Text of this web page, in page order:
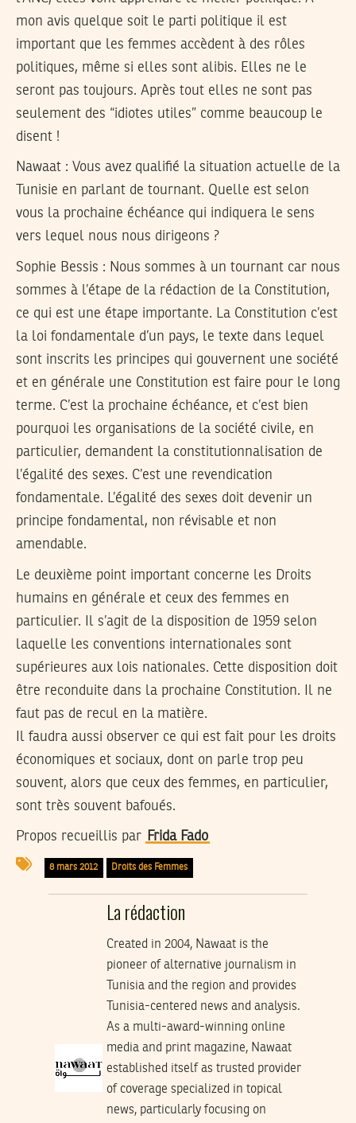
mon avis quelque soit le parti politique il est
important que les femmes accèdent à des rôles
politiques, même si elles sont alibis. Elles ne le
seront pas toujours. Après tout elles ne sont pas
seulement des “idiotes utiles” comme beaucoup le
disent !
Nawaat : Vous avez qualifié la situation actuelle de la
Tunisie en parlant de tournant. Quelle est selon
vous la prochaine échéance qui indiquera le sens
vers lequel nous nous dirigeons ?
Sophie Bessis : Nous sommes à un tournant car nous
sommes à l’étape de la rédaction de la Constitution,
ce qui est une étape importante. La Constitution c’est
la loi fondamentale d’un pays, le texte dans lequel
sont inscrits les principes qui gouvernent une société
et en générale une Constitution est faire pour le long
terme. C’est la prochaine échéance, et c’est bien
pourquoi les organisations de la société civile, en
particulier, demandent la constitutionnalisation de
l’égalité des sexes. C’est une revendication
fondamentale. L’égalité des sexes doit devenir un
principe fondamental, non révisable et non
amendable.
Le deuxième point important concerne les Droits
humains en générale et ceux des femmes en
particulier. Il s’agit de la disposition de 1959 selon
laquelle les conventions internationales sont
supérieures aux lois nationales. Cette disposition doit
être reconduite dans la prochaine Constitution. Il ne
faut pas de recul en la matière.
Il faudra aussi observer ce qui est fait pour les droits
économiques et sociaux, dont on parle trop peu
souvent, alors que ceux des femmes, en particulier,
sont très souvent bafoués.
Propos recueillis par Frida Fado
8 mars 2012 Droits des Femmes
La rédaction
Created in 2004, Nawaat is the
pioneer of alternative journalism in
Tunisia and the region and provides
Tunisia-centered news and analysis.
As a multi-award-winning online
media and print magazine, Nawaat
established itself as trusted provider
of coverage specialized in topical
news, particularly focusing on